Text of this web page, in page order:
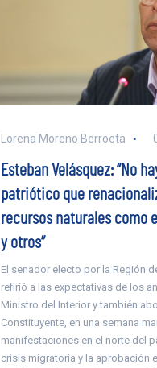
Lorena Moreno Berroeta
Esteban Velásquez: “No
patriótico que
recursos naturales como
y otros”
El senador electo por la Región
refirió a las expectativas de los
Ministro del Interior y también
Constituyente, en una semana
manifestaciones en el norte del
crisis migratoria y la aprobación